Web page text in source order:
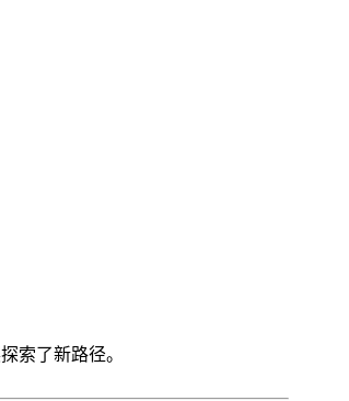
索了新路径。